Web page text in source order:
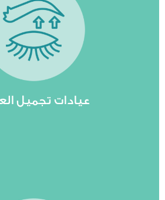
عيادات تجميل العيون
والمعالجات العالمية بأيدي أمهر الأطباء
كافة المعالجات العينية والجراحات التجميلية
مشاهدة المزيد